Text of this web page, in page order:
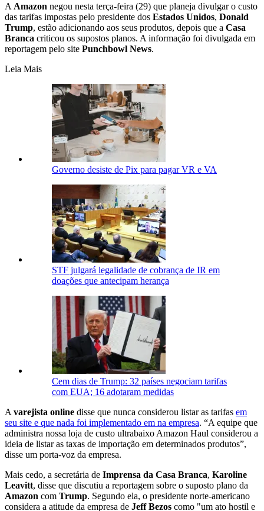
A Amazon negou nesta terça-feira (29) que planeja divulgar o custo
das tarifas impostas pelo presidente dos Estados Unidos, Donald
Trump, estão adicionando aos seus produtos, depois que a Casa
Branca criticou os supostos planos. A informação foi divulgada em
reportagem pelo site Punchbowl News.
Leia Mais
Governo desiste de Pix para pagar VR e VA
STF julgará legalidade de cobrança de IR em
doações que antecipam herança
Cem dias de Trump: 32 países negociam tarifas
com EUA; 16 adotaram medidas
A varejista online disse que nunca considerou listar as tarifas em
seu site e que nada foi implementado em na empresa. “A equipe que
administra nossa loja de custo ultrabaixo Amazon Haul considerou a
ideia de listar as taxas de importação em determinados produtos”,
disse um porta-voz da empresa.
Mais cedo, a secretária de Imprensa da Casa Branca, Karoline
Leavitt, disse que discutiu a reportagem sobre o suposto plano da
Amazon com Trump. Segundo ela, o presidente norte-americano
considera a atitude da empresa de Jeff Bezos como "um ato hostil e